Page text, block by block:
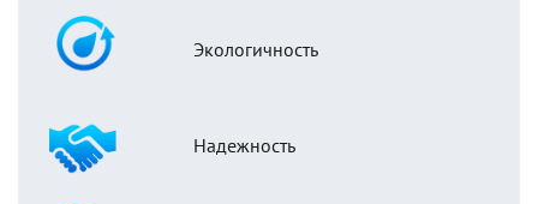
Экологичность
Надежность